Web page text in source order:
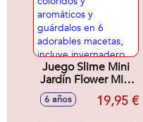
Juego Slime Mini
Jardín Flower Mini
Garden. Crea
slimes coloridos y
6 años 19,95 €